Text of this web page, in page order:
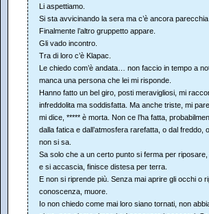
Li aspettiamo.
Si sta avvicinando la sera ma c’è ancora parecchia
Finalmente l’altro gruppetto appare.
Gli vado incontro.
Tra di loro c’è Klapac.
Le chiedo com’è andata… non faccio in tempo a
manca una persona che lei mi risponde.
Hanno fatto un bel giro, posti meravigliosi, mi
infreddolita ma soddisfatta. Ma anche triste, mi
mi dice, ***** è morta. Non ce l’ha fatta,
dalla fatica e dall’atmosfera rarefatta, o dal freddo,
non si sa.
Sa solo che a un certo punto si ferma per
e si accascia, finisce distesa per terra.
E non si riprende più. Senza mai aprire gli occhi o
conoscenza, muore.
Io non chiedo come mai loro siano tornati, non